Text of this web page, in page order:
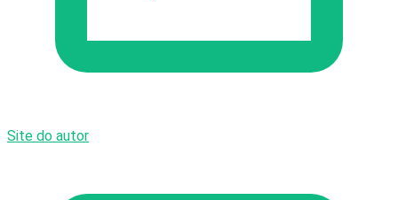
Site do autor